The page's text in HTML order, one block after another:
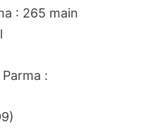
: 265 main
: